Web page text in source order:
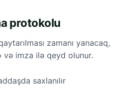
protokolu
zamanı yanacaq,
imza ilə qeyd olunur.
saxlanılır